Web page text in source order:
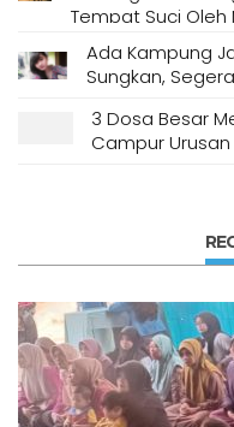
Tempat Suci
Ada Kampung
Sungkan,
3 Dosa Besar
Campur